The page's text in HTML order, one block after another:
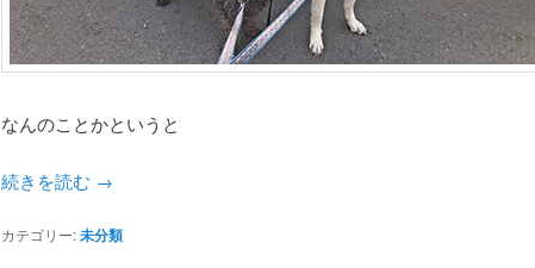
なんのことかというと
続きを読む →
カテゴリー:未分類